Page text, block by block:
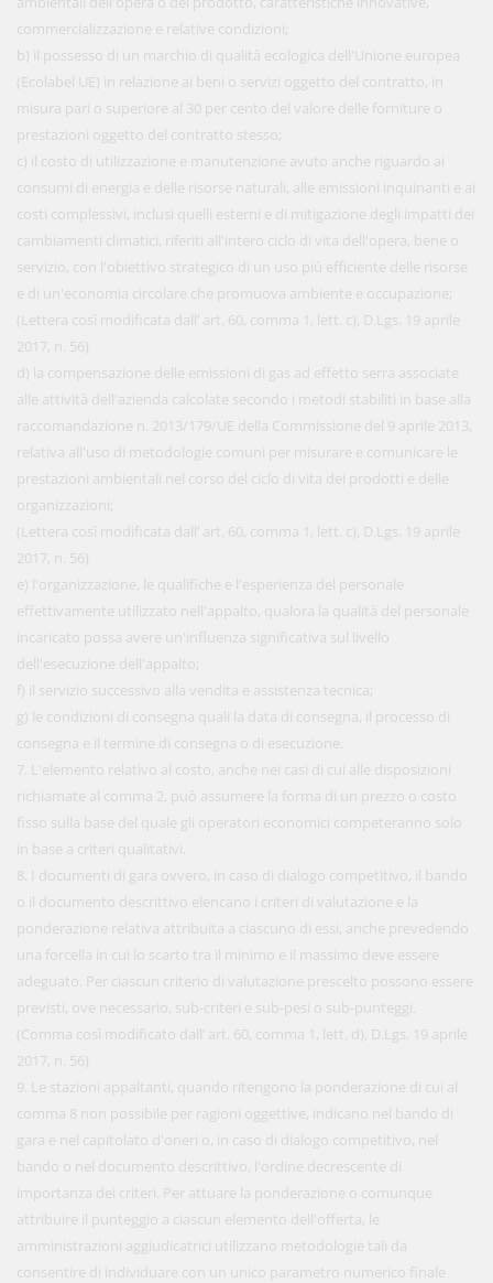
commercializzazione e relative condizioni;
b) il possesso di un marchio di qualità ecologica dell'Unione europea
(Ecolabel UE) in relazione ai beni o servizi oggetto del contratto, in
misura pari o superiore al 30 per cento del valore delle forniture o
prestazioni oggetto del contratto stesso;
c) il costo di utilizzazione e manutenzione avuto anche riguardo ai
consumi di energia e delle risorse naturali, alle emissioni inquinanti e ai
costi complessivi, inclusi quelli esterni e di mitigazione degli impatti dei
cambiamenti climatici, riferiti all'intero ciclo di vita dell'opera, bene o
servizio, con l'obiettivo strategico di un uso più efficiente delle risorse
e di un'economia circolare che promuova ambiente e occupazione;
(Lettera così modificata dall’ art. 60, comma 1, lett. c), D.Lgs. 19 aprile
2017, n. 56)
d) la compensazione delle emissioni di gas ad effetto serra associate
alle attività dell'azienda calcolate secondo i metodi stabiliti in base alla
raccomandazione n. 2013/179/UE della Commissione del 9 aprile 2013,
relativa all'uso di metodologie comuni per misurare e comunicare le
prestazioni ambientali nel corso del ciclo di vita dei prodotti e delle
organizzazioni;
(Lettera così modificata dall’ art. 60, comma 1, lett. c), D.Lgs. 19 aprile
2017, n. 56)
e) l'organizzazione, le qualifiche e l'esperienza del personale
effettivamente utilizzato nell'appalto, qualora la qualità del personale
incaricato possa avere un'influenza significativa sul livello
dell'esecuzione dell'appalto;
f) il servizio successivo alla vendita e assistenza tecnica;
g) le condizioni di consegna quali la data di consegna, il processo di
consegna e il termine di consegna o di esecuzione.
7. L'elemento relativo al costo, anche nei casi di cui alle disposizioni
richiamate al comma 2, può assumere la forma di un prezzo o costo
fisso sulla base del quale gli operatori economici competeranno solo
in base a criteri qualitativi.
8. I documenti di gara ovvero, in caso di dialogo competitivo, il bando
o il documento descrittivo elencano i criteri di valutazione e la
ponderazione relativa attribuita a ciascuno di essi, anche prevedendo
una forcella in cui lo scarto tra il minimo e il massimo deve essere
adeguato. Per ciascun criterio di valutazione prescelto possono essere
previsti, ove necessario, sub-criteri e sub-pesi o sub-punteggi.
(Comma così modificato dall’ art. 60, comma 1, lett. d), D.Lgs. 19 aprile
2017, n. 56)
9. Le stazioni appaltanti, quando ritengono la ponderazione di cui al
comma 8 non possibile per ragioni oggettive, indicano nel bando di
gara e nel capitolato d'oneri o, in caso di dialogo competitivo, nel
bando o nel documento descrittivo, l'ordine decrescente di
importanza dei criteri. Per attuare la ponderazione o comunque
attribuire il punteggio a ciascun elemento dell'offerta, le
amministrazioni aggiudicatrici utilizzano metodologie tali da
consentire di individuare con un unico parametro numerico finale